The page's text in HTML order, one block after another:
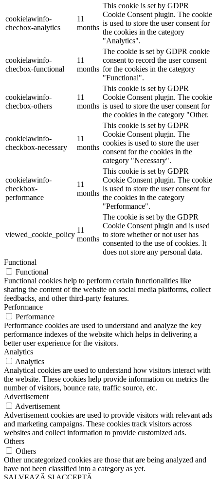
cookielawinfo-
checbox-analytics
11
months
This cookie is set by GDPR
Cookie Consent plugin. The cookie
is used to store the user consent for
the cookies in the category
"Analytics".
cookielawinfo-
checbox-functional
11
months
The cookie is set by GDPR cookie
consent to record the user consent
for the cookies in the category
"Functional".
cookielawinfo-
checbox-others
11
months
This cookie is set by GDPR
Cookie Consent plugin. The cookie
is used to store the user consent for
the cookies in the category "Other.
cookielawinfo-
checkbox-necessary
11
months
This cookie is set by GDPR
Cookie Consent plugin. The
cookies is used to store the user
consent for the cookies in the
category "Necessary".
cookielawinfo-
checkbox-
performance
11
months
This cookie is set by GDPR
Cookie Consent plugin. The cookie
is used to store the user consent for
the cookies in the category
"Performance".
viewed_cookie_policy
11
months
The cookie is set by the GDPR
Cookie Consent plugin and is used
to store whether or not user has
consented to the use of cookies. It
does not store any personal data.
Functional
Functional
Functional cookies help to perform certain functionalities like
sharing the content of the website on social media platforms, collect
feedbacks, and other third-party features.
Performance
Performance
Performance cookies are used to understand and analyze the key
performance indexes of the website which helps in delivering a
better user experience for the visitors.
Analytics
Analytics
Analytical cookies are used to understand how visitors interact with
the website. These cookies help provide information on metrics the
number of visitors, bounce rate, traffic source, etc.
Advertisement
Advertisement
Advertisement cookies are used to provide visitors with relevant ads
and marketing campaigns. These cookies track visitors across
websites and collect information to provide customized ads.
Others
Others
Other uncategorized cookies are those that are being analyzed and
have not been classified into a category as yet.
SALVEAZĂ ȘI ACCEPTĂ